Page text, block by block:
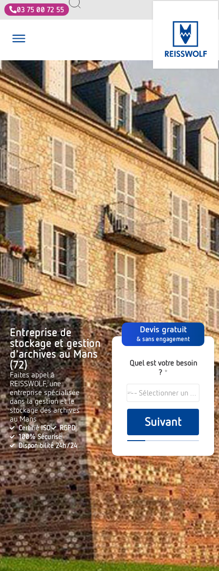
03 75 00 72 55
Entreprise de
stockage et gestion
d'archives au Mans
(72)
Faites appel à
REISSWOLF, une
entreprise spécialisée
dans la gestion et le
stockage des archives
au Mans
Certifié ISO
RGPD
100% Sécurisé
Disponibilité 24h/24
Devis gratuit
& sans engagement
Quel est votre besoin
? *
--- Sélectionner un choix ---
Suivant